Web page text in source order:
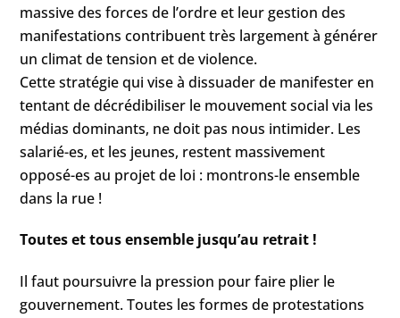
massive des forces de l’ordre et leur gestion des
manifestations contribuent très largement à générer
un climat de tension et de violence.
Cette stratégie qui vise à dissuader de manifester en
tentant de décrédibiliser le mouvement social via les
médias dominants, ne doit pas nous intimider. Les
salarié-es, et les jeunes, restent massivement
opposé-es au projet de loi : montrons-le ensemble
dans la rue !
Toutes et tous ensemble jusqu’au retrait !
Il faut poursuivre la pression pour faire plier le
gouvernement. Toutes les formes de protestations